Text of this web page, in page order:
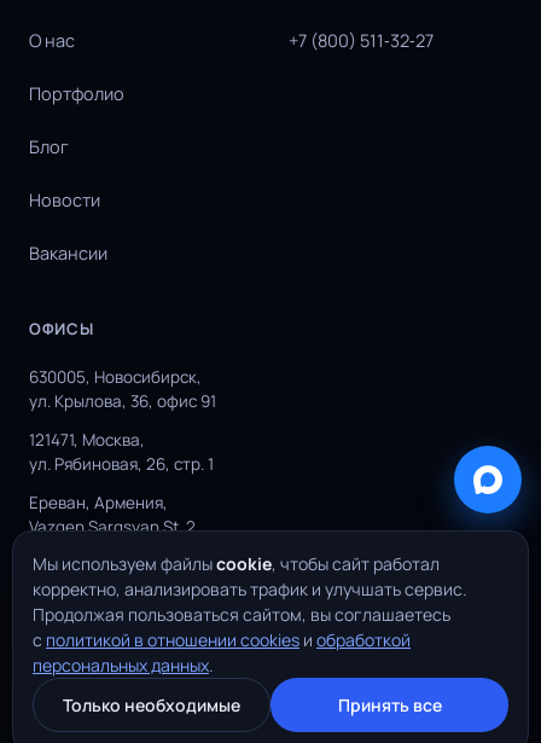
О нас
Портфолио
Блог
Новости
Вакансии
+7 (800) 511‑32‑27
ОФИСЫ
630005, Новосибирск,
ул. Крылова, 36, офис 91
121471, Москва,
ул. Рябиновая, 26, стр. 1
Ереван, Армения,
Vazgen Sargsyan St. 2
© 2026 YuSMP Group. Все права защищены.
Политика конфиденциальности
Мы используем файлыcookie, чтобы сайт работал
корректно, анализировать трафик и улучшать сервис.
Продолжая пользоваться сайтом, вы соглашаетесь
с политикой в отношении cookies и обработкой
персональных данных.
Только необходимые
Принять все